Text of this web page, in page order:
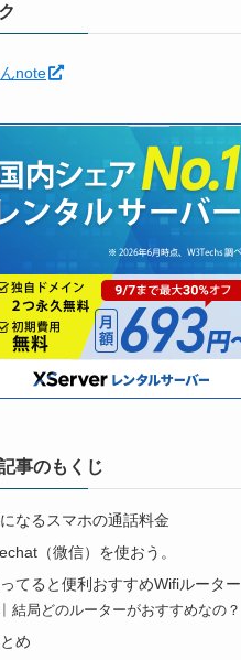
(11)
(7)
(3)
note
事のもくじ
なるスマホの通話料金
（微信）を使おう。
てると便利おすすめWifiルーター
結局どのルーターがおすすめなの？
め